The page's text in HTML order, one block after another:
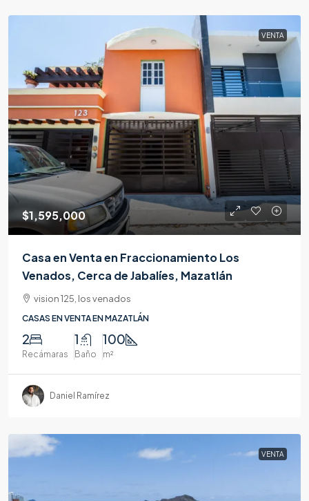
VENTA
$1,595,000
Casa en Venta en Fraccionamiento Los
Venados, Cerca de Jabalíes, Mazatlán
vision 125, los venados
CASAS EN VENTA EN MAZATLÁN
2
Recámaras
1
Baño
100
m²
Daniel Ramírez
VENTA